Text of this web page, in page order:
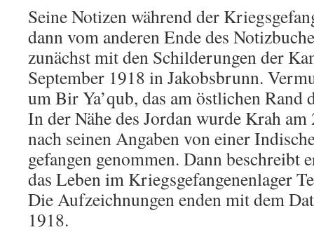
Seine Notizen während der
dann vom anderen Ende des
zunächst mit den Schilderungen der
September 1918 in Jakobsbrunn.
um Bir Ya’qub, das am östlichen Rand
In der Nähe des Jordan wurde Krah
nach seinen Angaben von einer
gefangen genommen. Dann beschreibt
das Leben im Kriegsgefangenenlager
Die Aufzeichnungen enden mit dem
1918.